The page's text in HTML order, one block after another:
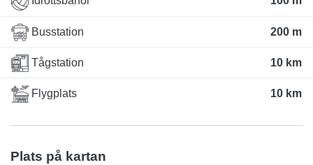
Busstation 200 m
Tågstation 10 km
Flygplats 10 km
Plats på kartan